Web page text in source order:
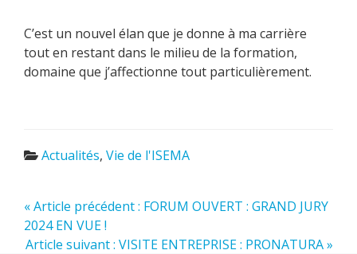
C’est un nouvel élan que je donne à ma carrière
tout en restant dans le milieu de la formation,
domaine que j’affectionne tout particulièrement.
Actualités, Vie de l'ISEMA
« Article précédent : FORUM OUVERT : GRAND JURY
2024 EN VUE !
Article suivant : VISITE ENTREPRISE : PRONATURA »